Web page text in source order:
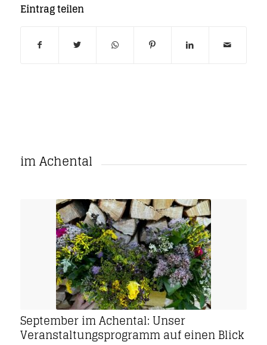
Eintrag teilen
im Achental
September im Achental: Unser
Veranstaltungsprogramm auf einen Blick